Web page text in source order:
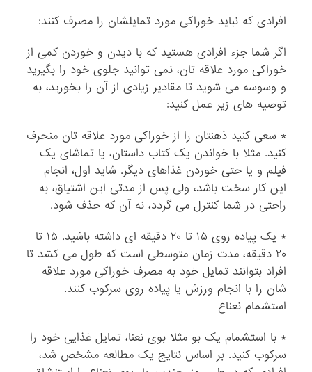
افرادی که نباید خوراکی مورد تمایلشان را مصرف کنند:
اگر شما جزء افرادی هستید که با دیدن و خوردن کمی از
خوراکی مورد علاقه تان، نمی توانید جلوی خود را بگیرید
و وسوسه می شوید تا مقادیر زیادی از آن را بخورید، به
توصیه های زیر عمل کنید:
* سعی کنید ذهنتان را از خوراکی مورد علاقه تان منحرف
کنید. مثلا با خواندن یک کتاب داستان، یا تماشای یک
فیلم و یا حتی خوردن غذاهای دیگر. شاید اول، انجام
این کار سخت باشد، ولی پس از مدتی این اشتیاق، به
راحتی در شما کنترل می گردد، نه آن که حذف شود.
* یک پیاده روی ۱۵ تا ۲۰ دقیقه ای داشته باشید. ۱۵ تا
۲۰ دقیقه، مدت زمان متوسطی است که طول می کشد تا
افراد بتوانند تمایل خود به مصرف خوراکی مورد علاقه
شان را با انجام ورزش یا پیاده روی سرکوب کنند.
استشمام نعناع
* با استشمام یک بو مثلا بوی نعنا، تمایل غذایی خود را
سرکوب کنید. بر اساس نتایج یک مطالعه مشخص شد،